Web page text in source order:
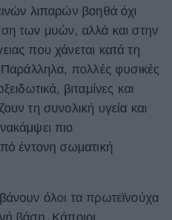
λιπαρών βοηθά όχι
των μυών, αλλά και στην
που χάνεται κατά τη
πολλές φυσικές
βιταμίνες και
τη συνολική υγεία και
πιο
έντονη σωματική
όλοι τα πρωτεϊνούχα